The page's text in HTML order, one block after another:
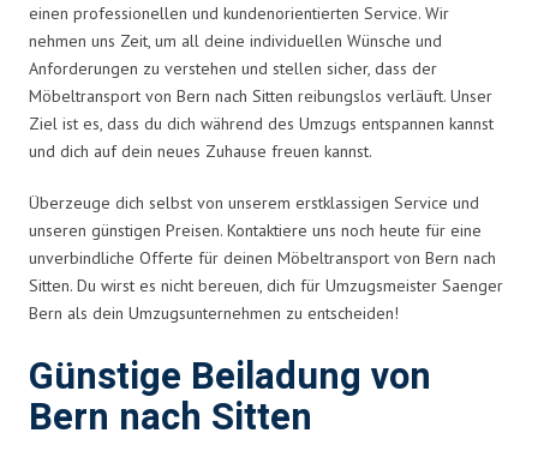
einen professionellen und kundenorientierten Service. Wir
nehmen uns Zeit, um all deine individuellen Wünsche und
Anforderungen zu verstehen und stellen sicher, dass der
Möbeltransport von Bern nach Sitten reibungslos verläuft. Unser
Ziel ist es, dass du dich während des Umzugs entspannen kannst
und dich auf dein neues Zuhause freuen kannst.
Überzeuge dich selbst von unserem erstklassigen Service und
unseren günstigen Preisen. Kontaktiere uns noch heute für eine
unverbindliche Offerte für deinen Möbeltransport von Bern nach
Sitten. Du wirst es nicht bereuen, dich für Umzugsmeister Saenger
Bern als dein Umzugsunternehmen zu entscheiden!
Günstige Beiladung von
Bern nach Sitten